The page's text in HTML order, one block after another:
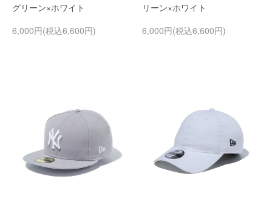
グリーン×ホワイト
6,000円(税込6,600円)
リーン×ホワイト
6,000円(税込6,600円)